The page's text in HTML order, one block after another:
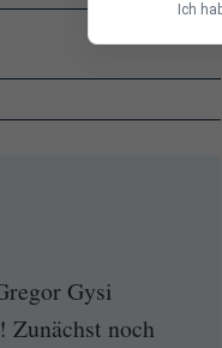
Gysi
Zunächst noch
Ich